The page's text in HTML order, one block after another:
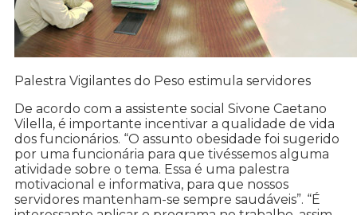
Palestra Vigilantes do Peso estimula servidores
De acordo com a assistente social Sivone Caetano
Vilella, é importante incentivar a qualidade de vida
dos funcionários. “O assunto obesidade foi sugerido
por uma funcionária para que tivéssemos alguma
atividade sobre o tema. Essa é uma palestra
motivacional e informativa, para que nossos
servidores mantenham-se sempre saudáveis”. “É